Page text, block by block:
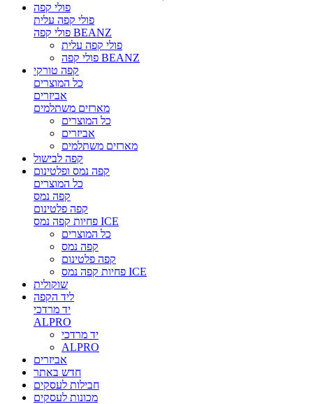
פולי קפה
פולי קפה עלית
פולי קפה BEANZ
פולי קפה עלית
פולי קפה BEANZ
קפה טורקי
כל המוצרים
אביזרים
מארזים משתלמים
כל המוצרים
אביזרים
מארזים משתלמים
קפה לבישול
קפה נמס ופלטינום
כל המוצרים
קפה נמס
קפה פלטינום
פחיות קפה נמס ICE
כל המוצרים
קפה נמס
קפה פלטינום
פחיות קפה נמס ICE
שוקולית
ליד הקפה
יד מרדכי
ALPRO
יד מרדכי
ALPRO
אביזרים
חדש באתר
חבילות לעסקים
מכונות לעסקים